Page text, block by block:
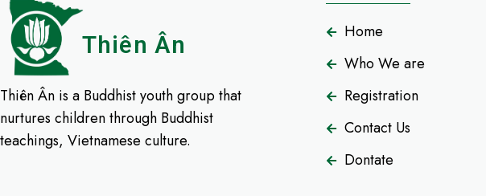
Thiên Ân
Thiên Ân is a Buddhist youth group that
nurtures children through Buddhist
teachings, Vietnamese culture.
Home
Who We are
Registration
Contact Us
Dontate